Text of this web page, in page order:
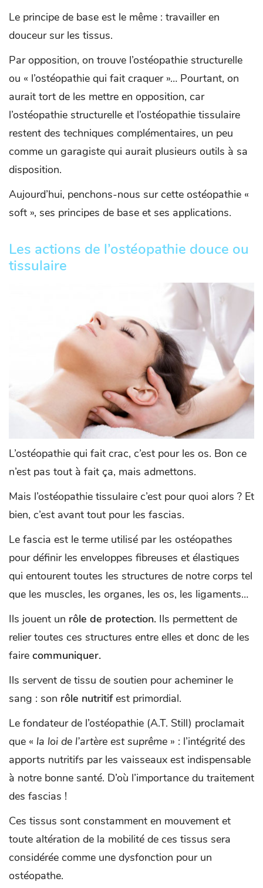
Le principe de base est le même : travailler en
douceur sur les tissus.
Par opposition, on trouve l’ostéopathie structurelle
ou « l’ostéopathie qui fait craquer »… Pourtant, on
aurait tort de les mettre en opposition, car
l’ostéopathie structurelle et l’ostéopathie tissulaire
restent des techniques complémentaires, un peu
comme un garagiste qui aurait plusieurs outils à sa
disposition.
Aujourd’hui, penchons-nous sur cette ostéopathie «
soft », ses principes de base et ses applications.
Les actions de l’ostéopathie douce ou
tissulaire
L’ostéopathie qui fait crac, c’est pour les os. Bon ce
n’est pas tout à fait ça, mais admettons.
Mais l’ostéopathie tissulaire c’est pour quoi alors ? Et
bien, c’est avant tout pour les fascias.
Le fascia est le terme utilisé par les ostéopathes
pour définir les enveloppes fibreuses et élastiques
qui entourent toutes les structures de notre corps tel
que les muscles, les organes, les os, les ligaments…
Ils jouent un rôle de protection. Ils permettent de
relier toutes ces structures entre elles et donc de les
faire communiquer.
Ils servent de tissu de soutien pour acheminer le
sang : son rôle nutritifest primordial.
Le fondateur de l’ostéopathie (A.T. Still) proclamait
que « la loi de l’artère est suprême » : l’intégrité des
apports nutritifs par les vaisseaux est indispensable
à notre bonne santé. D’où l’importance du traitement
des fascias !
Ces tissus sont constamment en mouvement et
toute altération de la mobilité de ces tissus sera
considérée comme une dysfonction pour un
ostéopathe.